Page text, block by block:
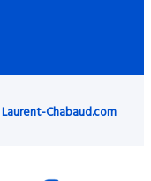
Laurent-Chabaud.com